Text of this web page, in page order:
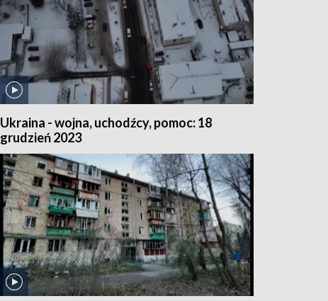
Ukraina - wojna, uchodźcy, pomoc: 18
grudzień 2023